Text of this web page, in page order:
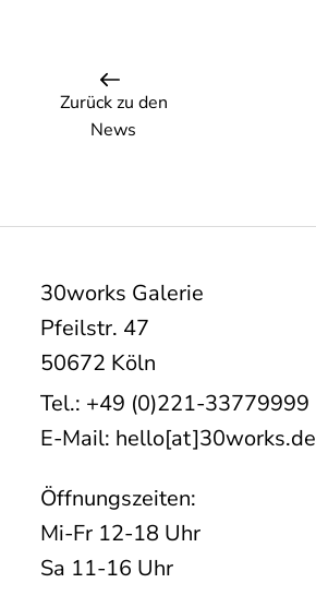
Zurück zu den
News
30works Galerie
Pfeilstr. 47
50672 Köln
Tel.: +49 (0)221-33779999
E-Mail: hello[at]30works.de
Öffnungszeiten:
Mi-Fr 12-18 Uhr
Sa 11-16 Uhr